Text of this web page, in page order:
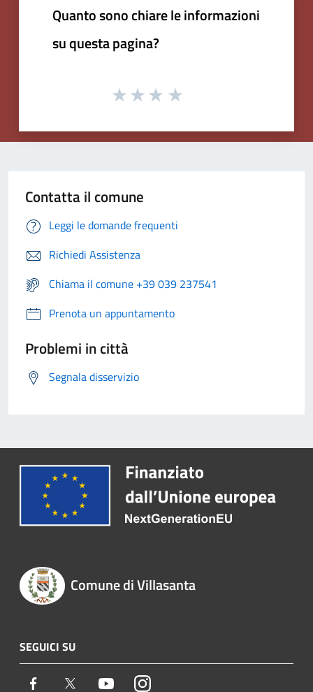
Quanto sono chiare le informazioni
su questa pagina?
Contatta il comune
Leggi le domande frequenti
Richiedi Assistenza
Chiama il comune +39 039 237541
Prenota un appuntamento
Problemi in città
Segnala disservizio
Comune di Villasanta
SEGUICI SU
Facebook Twitter YoutubeInstagram